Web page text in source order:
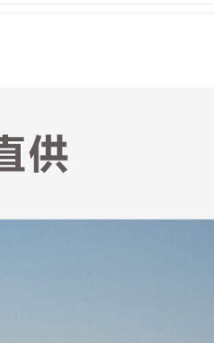
150
150